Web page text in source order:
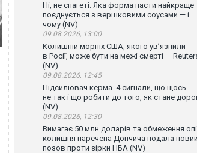
Ні, не спагеті. Яка форма пасти найкраще
поєднується з вершковими соусами — і
чому (NV)
09.08.2026, 13:00
Колишній морпіх США, якого ув’язнили
в Росії, може бути на межі смерті —
(NV)
09.08.2026, 12:45
Підсилювач керма. 4 сигнали, що щось
не так і що робити до того, як стане
(NV)
09.08.2026, 12:30
Вимагає 50 млн доларів та обмеження
колишня наречена Дончича подала новий
позов проти зірки НБА (NV)